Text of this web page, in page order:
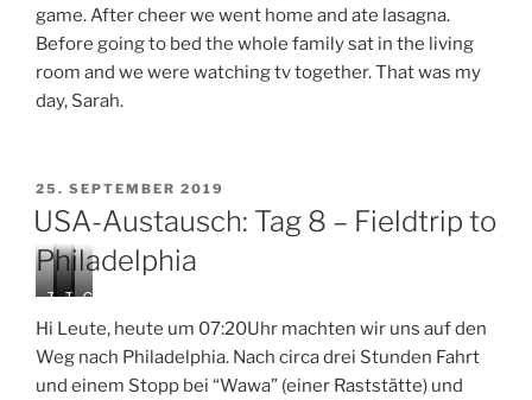
game. After cheer we went home and ate lasagna.
Before going to bed the whole family sat in the living
room and we were watching tv together. That was my
day, Sarah.
VERÖFFENTLICHT
AM
25. SEPTEMBER 2019
USA-Austausch: Tag 8 – Fieldtrip to
Philadelphia
T
h
v
i
O
L
i
T
f
u
G
l
l
Hi Leute, heute um 07:20Uhr machten wir uns auf den
Weg nach Philadelphia. Nach circa drei Stunden Fahrt
und einem Stopp bei “Wawa” (einer Raststätte) und